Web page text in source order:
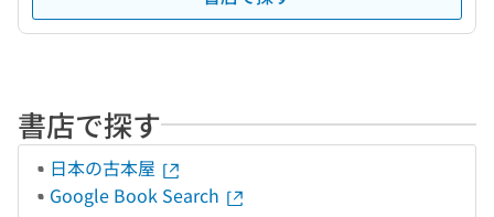
書店で探す
日本の古本屋
Google Book Search